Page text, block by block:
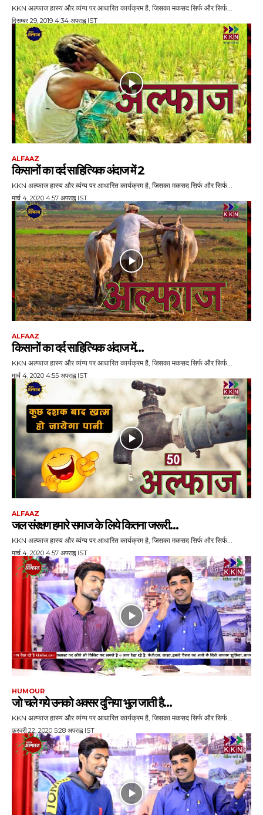
KKN अल्फाज हास्य और व्यंग्य पर आधारित कार्यक्रम है, जिसका मकसद सिर्फ और सिर्फ...
दिसम्बर 29, 2019 4:34 अपराह्न IST
ALFAAZ
कि‍सानों का दर्द साहित्यिक अंदाज में 2
KKN अल्फाज हास्य और व्यंग्य पर आधारित कार्यक्रम है, जिसका मकसद सिर्फ और सिर्फ...
मार्च 4, 2020 4:57 अपराह्न IST
ALFAAZ
कि‍सानों का दर्द साहित्यिक अंदाज में…
KKN अल्फाज हास्य और व्यंग्य पर आधारित कार्यक्रम है, जिसका मकसद सिर्फ और सिर्फ...
मार्च 4, 2020 4:55 अपराह्न IST
ALFAAZ
जल संरक्षण हमारे समाज के लि‍ये क‍ितना जरूरी…
KKN अल्फाज हास्य और व्यंग्य पर आधारित कार्यक्रम है, जिसका मकसद सिर्फ और सिर्फ...
मार्च 4, 2020 4:57 अपराह्न IST
HUMOUR
जो चले गये उनको अक्‍सर दुन‍िया भुल जाती है…
KKN अल्फाज हास्य और व्यंग्य पर आधारित कार्यक्रम है, जिसका मकसद सिर्फ और सिर्फ...
फ़रवरी 22, 2020 5:28 अपराह्न IST